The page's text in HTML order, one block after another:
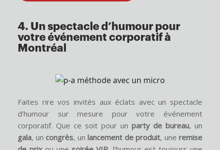
4. Un spectacle d’humour pour
votre événement corporatif à
Montréal
Faites rire vos invités aux éclats avec un spectacle
d’humour sur mesure pour votre événement
corporatif. Que ce soit pour un party de bureau, un
gala, un congrès, un lancement de produit, une remise